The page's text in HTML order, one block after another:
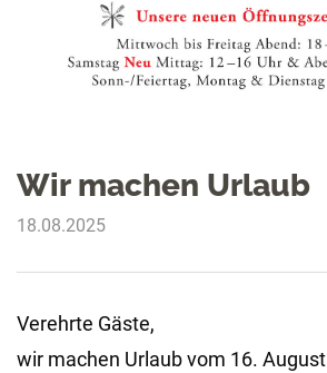
Wir machen Urlaub
18.08.2025
Verehrte Gäste,
wir machen Urlaub vom 16.